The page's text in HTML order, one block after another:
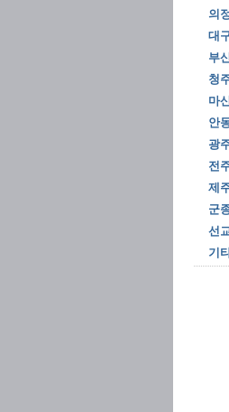
의
대
부
청
마
안
광
전
제
군
선
기